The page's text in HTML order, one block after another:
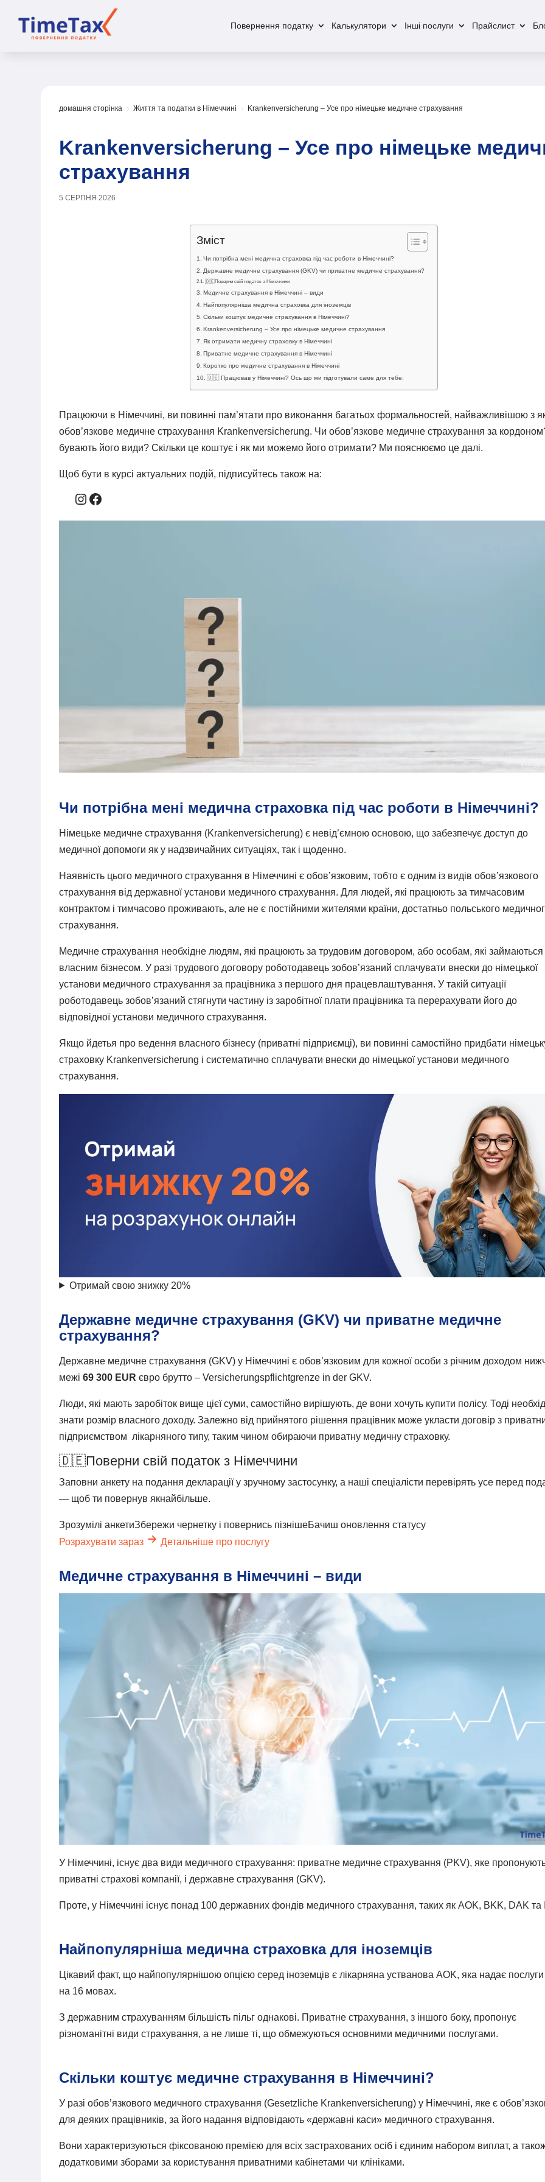
Повернення податку Калькулятори Інші послуги Прайслист
домашня сторінка 5 Життя та податки в Німеччині 5 Krankenversicherung – Усе про німецьке медичне страхування
Krankenversicherung – Усе про німецьке
страхування
5 СЕРПНЯ 2026
Зміст
Чи потрібна мені медична страховка під час роботи в Німеччині?
Державне медичне страхування (GKV) чи приватне медичне страхування?
🇩🇪Поверни свій податок з Німеччини
Медичне страхування в Німеччині – види
Найпопулярніша медична страховка для іноземців
Скільки коштує медичне страхування в Німеччині?
Krankenversicherung – Усе про німецьке медичне страхування
Як отримати медичну страховку в Німеччині
Приватне медичне страхування в Німеччині
Коротко про медичне страхування в Німеччині
🇩🇪 Працював у Німеччині? Ось що ми підготували саме для тебе:
Працюючи в Німеччині, ви повинні пам’ятати про виконання багатьох формальностей, найважливішою з
обов’язкове медичне страхування Krankenversicherung. Чи обов’язкове медичне страхування за
бувають його види? Скільки це коштує і як ми можемо його отримати? Ми пояснюємо це далі.
Щоб бути в курсі актуальних подій, підписуйтесь також на:
Instagram
Facebook
Чи потрібна мені медична страховка під час роботи в Німеччині?
Німецьке медичне страхування (Krankenversicherung) є невід’ємною основою, що забезпечує доступ до
медичної допомоги як у надзвичайних ситуаціях, так і щоденно.
Наявність цього медичного страхування в Німеччині є обов’язковим, тобто є одним із видів обов’язкового
страхування від державної установи медичного страхування. Для людей, які працюють за тимчасовим
контрактом і тимчасово проживають, але не є постійними жителями країни, достатньо польського
страхування.
Медичне страхування необхідне людям, які працюють за трудовим договором, або особам, які займаються
власним бізнесом. У разі трудового договору роботодавець зобов’язаний сплачувати внески до німецької
установи медичного страхування за працівника з першого дня працевлаштування. У такій ситуації
роботодавець зобов’язаний стягнути частину із заробітної плати працівника та перерахувати його до
відповідної установи медичного страхування.
Якщо йдетья про ведення власного бізнесу (приватні підприємці), ви повинні самостійно придбати
страховку Krankenversicherung і систематично сплачувати внески до німецької установи медичного
страхування.
Отримай свою знижку 20%
Державне медичне страхування (GKV) чи приватне медичне
страхування?
Державне медичне страхування (GKV) у Німеччині є обов’язковим для кожної особи з річним доходом
межі69 300 EUR євро брутто – Versicherungspflichtgrenze in der GKV.
Люди, які мають заробіток вище цієї суми, самостійно вирішують, де вони хочуть купити полісу. Тоді
знати розмір власного доходу. Залежно від прийнятого рішення працівник може укласти договір з
підприємством лікарняного типу, таким чином обираючи приватну медичну страховку.
🇩🇪Поверни свій податок з Німеччини
Заповни анкету на подання декларації у зручному застосунку, а наші спеціалісти перевірять усе перед
— щоб ти повернув якнайбільше.
Зрозумілі анкетиЗбережи чернетку і повернись пізнішеБачиш оновлення статусу
Розрахувати зараз
Детальніше про послугу
Медичне страхування в Німеччині – види
У Німеччині, існує два види медичного страхування: приватне медичне страхування (PKV), яке
приватні страхові компанії, і державне страхування (GKV).
Проте, у Німеччині існує понад 100 державних фондів медичного страхування, таких як AOK, BKK, DAK та
Найпопулярніша медична страховка для іноземців
Цікавий факт, що найпопулярнішою опцією серед іноземців є лікарняна устванова AOK, яка надає
на 16 мовах.
З державним страхуванням більшість пільг однакові. Приватне страхування, з іншого боку, пропонує
різноманітні види страхування, а не лише ті, що обмежуються основними медичними послугами.
Скільки коштує медичне страхування в Німеччині?
У разі обов’язкового медичного страхування (Gesetzliche Krankenversicherung) у Німеччині, яке є
для деяких працівників, за його надання відповідають «державні каси» медичного страхування.
Вони характеризуються фіксованою премією для всіх застрахованих осіб і єдиним набором виплат, а
додатковими зборами за користування приватними кабінетами чи клініками.